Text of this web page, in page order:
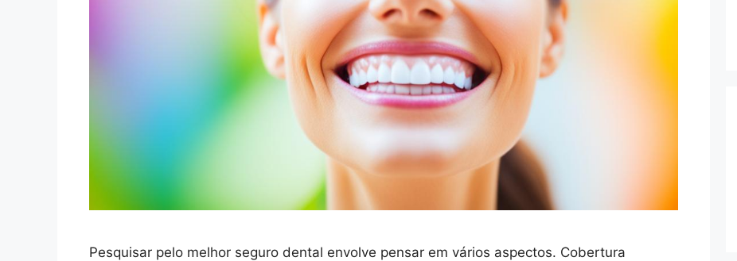
Pesquisar pelo melhor seguro dental envolve pensar em vários aspectos. Cobertura